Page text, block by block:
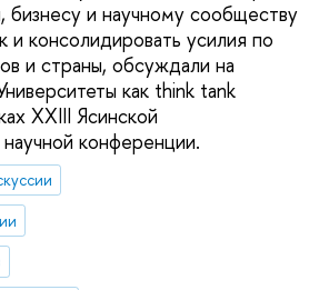
бизнесу и научному сообществу
и консолидировать усилия по
и страны, обсуждали на
как think tank
XXIII Ясинской
конференции.